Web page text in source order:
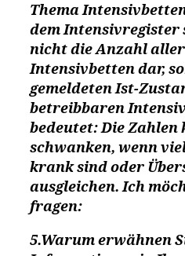
Thema
dem Intensivregister
nicht die Anzahl
Intensivbetten dar,
gemeldeten Ist-
betreibbaren
bedeutet: Die Zahlen
schwanken, wenn
krank sind oder
ausgleichen. Ich
fragen:
5.Warum erwähnen